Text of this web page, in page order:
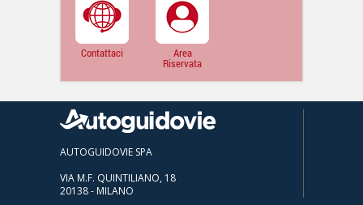
Contattaci Area
Riservata
AUTOGUIDOVIE SPA
VIA M.F. QUINTILIANO, 18
20138 - MILANO